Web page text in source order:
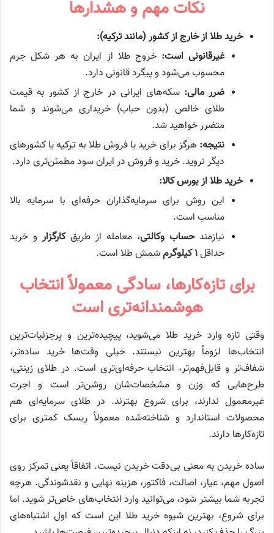
نکات مهم و هشدارها
خرید طلا از خارج از کشور (مانند ترکیه):
غیرقانونی است: خروج طلا از ایران به هر شکل جرم
محسوب می‌شود و پیگرد قانونی دارد.
ضرر مالی: سکه‌های ایرانی در خارج از کشور به قیمت
طلای خالص (بدون حباب) خریداری می‌شوند و شما
متضرر خواهید شد.
نتیجه: هرگز برای خرید یا فروش طلا به ترکیه یا کشورهای
دیگر نروید. خرید و فروش در ایران سود مطمئن‌تری دارد.
خرید طلا از بورس کالا:
این روش برای سرمایه‌گذاران حرفه‌ای با سرمایه بالا
مناسب است.
نیازمندحساب وکالتی، معامله از طریقکارگزار و خرید
حداقل۱ کیلوگرم شمش طلا است.
برای تازه‌کارها، سادگی معمولاً انتخاب
هوشمندانه‌تری است
وقتی تازه وارد خرید طلا می‌شوید، پیچیده‌ترین و پرجزئیات‌ترین
انتخاب‌ها لزوماً بهترین نیستند. خیلی وقت‌ها خرید ساده‌تر،
شفاف‌تر و قابل‌فهم‌تر، انتخاب حرفه‌ای‌تری است. در طلای زینتی،
طرح‌هایی که وزن و مشخصات‌شان روشن‌تر است و اجرت
غیرمعمول ندارند، برای شروع بهترند. در طلای سرمایه‌ای هم
محصولات استاندارد و شناخته‌شده معمولاً ریسک کمتری برای
تازه‌کارها دارند.
ساده خریدن به معنی بی‌دقت خریدن نیست. اتفاقاً یعنی تمرکز روی
اصول مهم، عیار، اصالت، فاکتور، هزینه نهایی و نقدشوندگی. هرچه
تجربه شما بیشتر شود، می‌توانید وارد انتخاب‌های خاص‌تر شوید. اما
برای شروع، بهترین شیوه خرید طلا این است که اول اشتباه‌های